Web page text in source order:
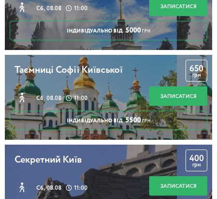
Сб, 08.08 11:00 ЗАПИСАТИСЯ
ІНДИВІДУАЛЬНО ВІД 5000 ГРН
Таємниці Софії Київської
Сб, 08.08 11:00
650
грн
ЗАПИСАТИСЯ
ІНДИВІДУАЛЬНО ВІД 5500 ГРН
Секретний Київ
Сб, 08.08 11:00
400
грн
ЗАПИСАТИСЯ